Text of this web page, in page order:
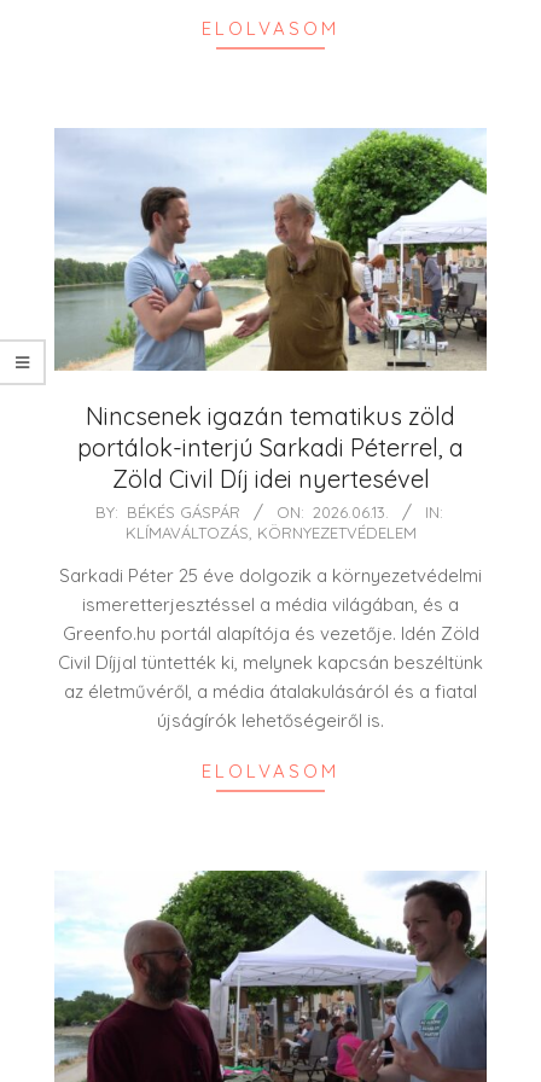
ELOLVASOM
Nincsenek igazán tematikus zöld
portálok-interjú Sarkadi Péterrel, a
Zöld Civil Díj idei nyertesével
2026-
13
BY: BÉKÉS GÁSPÁR ON: 2026.06.13.
IN:
KLÍMAVÁLTOZÁS, KÖRNYEZETVÉDELEM
Sarkadi Péter 25 éve dolgozik a környezetvédelmi
ismeretterjesztéssel a média világában, és a
Greenfo.hu portál alapítója és vezetője. Idén Zöld
Civil Díjjal tüntették ki, melynek kapcsán beszéltünk
az életművéről, a média átalakulásáról és a fiatal
újságírók lehetőségeiről is.
ELOLVASOM